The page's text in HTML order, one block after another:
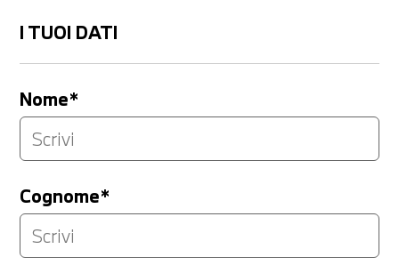
I TUOI DATI
Nome*
Cognome*